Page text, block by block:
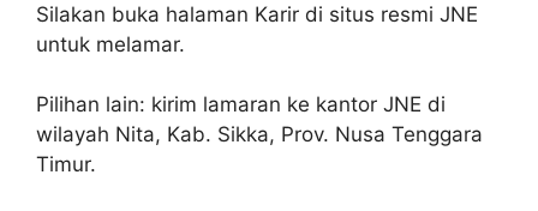
Silakan buka halaman Karir di situs resmi JNE
untuk melamar.
Pilihan lain: kirim lamaran ke kantor JNE di
wilayah Nita, Kab. Sikka, Prov. Nusa Tenggara
Timur.